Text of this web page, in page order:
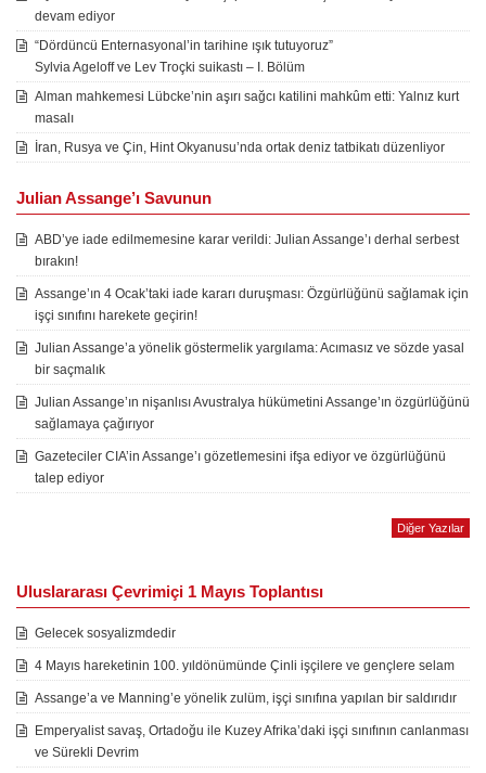
devam ediyor
“Dördüncü Enternasyonal’in tarihine ışık tutuyoruz”
Sylvia Ageloff ve Lev Troçki suikastı – I. Bölüm
Alman mahkemesi Lübcke’nin aşırı sağcı katilini mahkûm etti: Yalnız kurt
masalı
İran, Rusya ve Çin, Hint Okyanusu’nda ortak deniz tatbikatı düzenliyor
Julian Assange’ı Savunun
ABD’ye iade edilmemesine karar verildi: Julian Assange’ı derhal serbest
bırakın!
Assange’ın 4 Ocak’taki iade kararı duruşması: Özgürlüğünü sağlamak için
işçi sınıfını harekete geçirin!
Julian Assange’a yönelik göstermelik yargılama: Acımasız ve sözde yasal
bir saçmalık
Julian Assange’ın nişanlısı Avustralya hükümetini Assange’ın özgürlüğünü
sağlamaya çağırıyor
Gazeteciler CIA’in Assange’ı gözetlemesini ifşa ediyor ve özgürlüğünü
talep ediyor
Diğer Yazılar
Uluslararası Çevrimiçi 1 Mayıs Toplantısı
Gelecek sosyalizmdedir
4 Mayıs hareketinin 100. yıldönümünde Çinli işçilere ve gençlere selam
Assange’a ve Manning’e yönelik zulüm, işçi sınıfına yapılan bir saldırıdır
Emperyalist savaş, Ortadoğu ile Kuzey Afrika’daki işçi sınıfının canlanması
ve Sürekli Devrim